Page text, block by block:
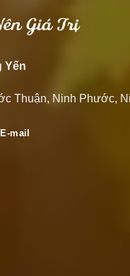
Yến
Thuận, Ninh Phước,
E-mail